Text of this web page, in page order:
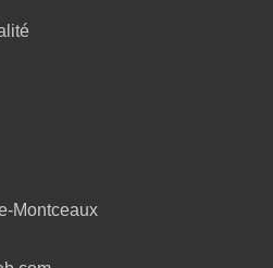
Montceaux